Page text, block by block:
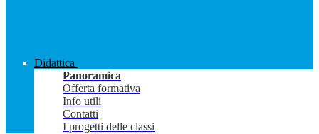
Didattica
Panoramica
Offerta formativa
Info utili
Contatti
I progetti delle classi